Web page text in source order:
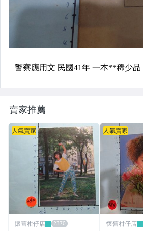
賣家推薦
人氣賣家
懷舊柑仔店
人氣賣家
懷舊柑仔店